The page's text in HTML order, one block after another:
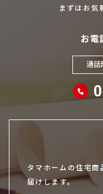
まずはお気
お電
通話
タマホームの住宅商
届けします。